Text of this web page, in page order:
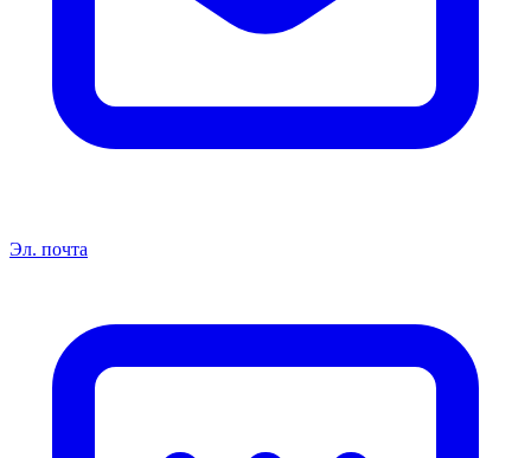
Эл. почта